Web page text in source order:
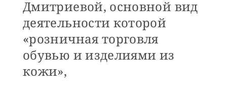
Дмитриевой, основной вид
деятельности которой
«розничная торговля
обувью и изделиями из
кожи»,